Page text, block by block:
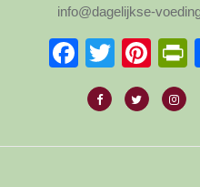
info@dagelijkse-
Twitter